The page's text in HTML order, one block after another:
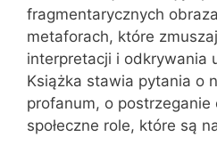
fragmentarycznych
metaforach, które
interpretacji i odkrywania
Książka stawia pytania o
profanum, o postrzeganie
społeczne role, które są